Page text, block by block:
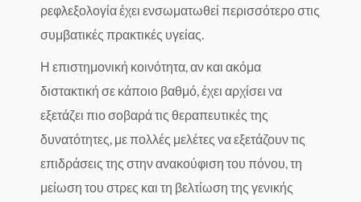
ρεφλεξολογία έχει ενσωματωθεί περισσότερο στις
συμβατικές πρακτικές υγείας.
Η επιστημονική κοινότητα, αν και ακόμα
διστακτική σε κάποιο βαθμό, έχει αρχίσει να
εξετάζει πιο σοβαρά τις θεραπευτικές της
δυνατότητες, με πολλές μελέτες να εξετάζουν τις
επιδράσεις της στην ανακούφιση του πόνου, τη
μείωση του στρες και τη βελτίωση της γενικής